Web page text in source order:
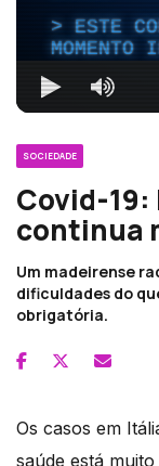
ESTE
MOMENTO
SOCIEDADE
Covid-
continua
Um madeirense
dificuldades do
obrigatória.
Os casos em
saúde está